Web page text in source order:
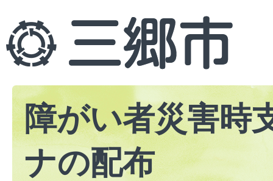
障がい者災害時
ナの配布